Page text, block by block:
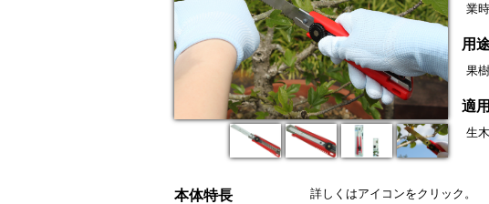
業
用
果
適
生木
本体特長 詳しくはアイコンをクリック。